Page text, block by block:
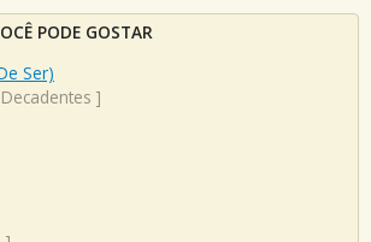
PODE GOSTAR
Ser)
]